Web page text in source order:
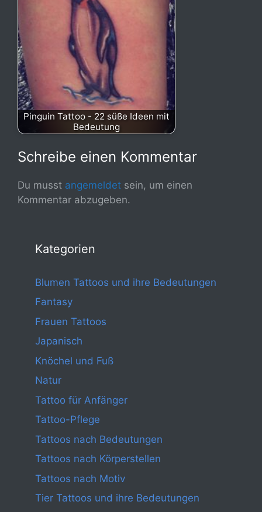
Pinguin Tattoo - 22 süße Ideen mit
Bedeutung
Schreibe einen Kommentar
Du musst angemeldet sein, um einen
Kommentar abzugeben.
Kategorien
Blumen Tattoos und ihre Bedeutungen
Fantasy
Frauen Tattoos
Japanisch
Knöchel und Fuß
Natur
Tattoo für Anfänger
Tattoo-Pflege
Tattoos nach Bedeutungen
Tattoos nach Körperstellen
Tattoos nach Motiv
Tier Tattoos und ihre Bedeutungen